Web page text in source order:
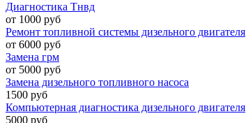
Диагностика Тнвд
от 1000 руб
Ремонт топливной системы дизельного двигателя
от 6000 руб
Замена грм
от 5000 руб
Замена дизельного топливного насоса
1500 руб
Компьютерная диагностика дизельного двигателя
5000 руб